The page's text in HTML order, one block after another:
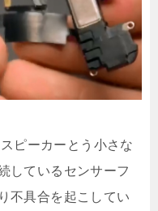
ピーカーとう小さな
しているセンサーフ
不具合を起こしてい